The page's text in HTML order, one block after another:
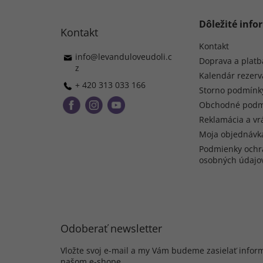
Kontakt
info@levanduloveudoli.c
z
+ 420 313 033 166
Dôležité
Kontakt
Doprava a
Kalendár
Storno
Obchodné
Reklamácia a
Moja
Podmienky
osobných
Odoberať newsletter
Vložte svoj e-mail a my Vám budeme zasielať